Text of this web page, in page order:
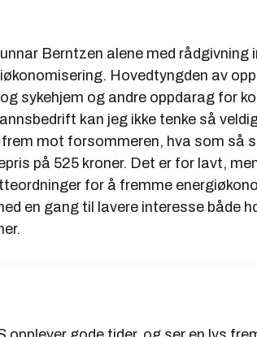
Berntzen alene med rådgivning
Hovedtyngden av
sykehjem og andre oppdarag for
kan jeg ikke tenke så
mot forsommeren, hva som så
på 525 kroner. Det er for lavt,
for å fremme
en gang til lavere interesse både